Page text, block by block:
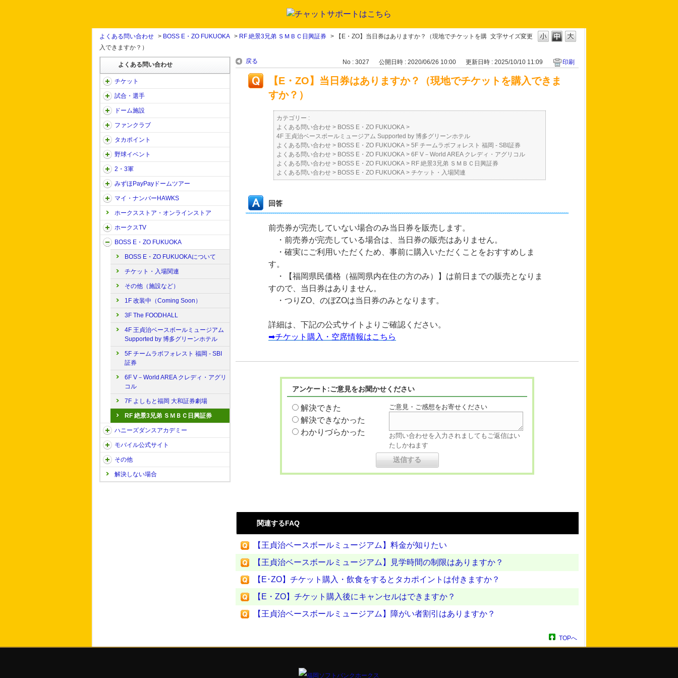
文字サイズ変更
よくある問い合わせ > BOSS E・ZO FUKUOKA > RF 絶景3兄弟 ＳＭＢＣ日興証券 >
【E・ZO】当日券はありますか？（現地でチケットを購
入できますか？）
よくある問い合わせ
チケット
試合・選手
ドーム施設
ファンクラブ
タカポイント
野球イベント
2・3軍
みずほPayPayドームツアー
マイ・ナンバーHAWKS
ホークスストア・オンラインストア
ホークスTV
BOSS E・ZO FUKUOKA
BOSS E・ZO FUKUOKAについて
チケット・入場関連
その他（施設など）
1F 改装中（Coming Soon）
3F The FOODHALL
4F 王貞治ベースボールミュージアム
Supported by 博多グリーンホテル
5F チームラボフォレスト 福岡 - SBI
証券
6F V－World AREA クレディ・アグリ
コル
7F よしもと福岡 大和証券劇場
RF 絶景3兄弟 ＳＭＢＣ日興証券
ハニーズダンスアカデミー
モバイル公式サイト
その他
解決しない場合
戻る No : 3027 公開日時 : 2020/06/26 10:00 更新日時 : 2025/10/10 11:09 印刷
【E・ZO】当日券はありますか？（現地でチケットを購入できま
すか？）
カテゴリー :
よくある問い合わせ > BOSS E・ZO FUKUOKA >
4F 王貞治ベースボールミュージアム Supported by 博多グリーンホテル
よくある問い合わせ > BOSS E・ZO FUKUOKA > 5F チームラボフォレスト 福岡 - SBI証券
よくある問い合わせ > BOSS E・ZO FUKUOKA > 6F V－World AREA クレディ・アグリコル
よくある問い合わせ > BOSS E・ZO FUKUOKA > RF 絶景3兄弟 ＳＭＢＣ日興証券
よくある問い合わせ > BOSS E・ZO FUKUOKA > チケット・入場関連
回答
前売券が完売していない場合のみ当日券を販売します。
・前売券が完売している場合は、当日券の販売はありません。
・確実にご利用いただくため、事前に購入いただくことをおすすめしま
す。
・【福岡県民価格（福岡県内在住の方のみ）】は前日までの販売となりま
すので、当日券はありません。
・つりZO、のぼZOは当日券のみとなります。
詳細は、下記の公式サイトよりご確認ください。
➡チケット購入・空席情報はこちら
アンケート:ご意見をお聞かせください
解決できた
解決できなかった
わかりづらかった
ご意見・ご感想をお寄せください
お問い合わせを入力されましてもご返信はい
たしかねます
関連するFAQ
【王貞治ベースボールミュージアム】料金が知りたい
【王貞治ベースボールミュージアム】見学時間の制限はありますか？
【E･ZO】チケット購入・飲食をするとタカポイントは付きますか？
【E・ZO】チケット購入後にキャンセルはできますか？
【王貞治ベースボールミュージアム】障がい者割引はありますか？
TOPへ